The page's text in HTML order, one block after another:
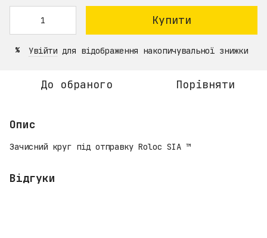
Купити
% Увійти для відображення накопичувальної знижки
До обраного Порівняти
Опис
Зачисний круг під отправку Roloc SIA ™
Відгуки